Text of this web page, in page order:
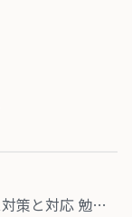
【開催レポート】職場のメンタルヘルス対策と対応 勉強会を実施しました